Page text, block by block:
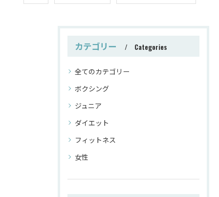
カテゴリー Categories
全てのカテゴリー
ボクシング
ジュニア
ダイエット
フィットネス
女性